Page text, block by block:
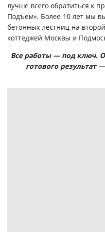
лучше всего обратиться к
Подъем». Более 10 лет мы
бетонных лестниц на
коттеджей Москвы и
Все работы — под ключ.
готового результат